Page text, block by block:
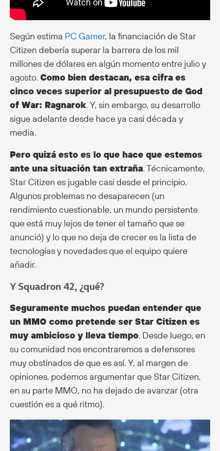
Según estima PC Gamer, la financiación de Star
Citizen debería superar la barrera de los mil
millones de dólares en algún momento entre julio y
agosto. Como bien destacan, esa cifra es
cinco veces superior al presupuesto de God
of War: Ragnarok. Y, sin embargo, su desarrollo
sigue adelante desde hace ya casi década y
media.
Pero quizá esto es lo que hace que estemos
ante una situación tan extraña. Técnicamente,
Star Citizen es jugable casi desde el principio.
Algunos problemas no desaparecen (un
rendimiento cuestionable, un mundo persistente
que está muy lejos de tener el tamaño que se
anunció) y lo que no deja de crecer es la lista de
tecnologías y novedades que el equipo quiere
añadir.
Y Squadron 42, ¿qué?
Seguramente muchos puedan entender que
un MMO como pretende ser Star Citizen es
muy ambicioso y lleva tiempo. Desde luego, en
su comunidad nos encontraremos a defensores
muy obstinados de que es así. Y, al margen de
opiniones, podemos argumentar que Star Citizen,
en su parte MMO, no ha dejado de avanzar (otra
cuestión es a qué ritmo).